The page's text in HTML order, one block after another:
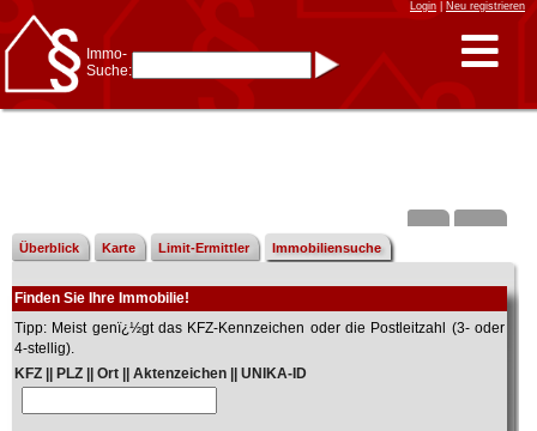
Login| Neu registrieren
Immo-
Suche:
z.B.:15 Frankfurtfür
Frankfurt/Oder
und6 Frankfurtfür Frankfurt
Immobiliensuche
nach Kreis
Überblick Karte Limit-Ermittler Immobiliensuche
Finden Sie Ihre Immobilie!
Tipp: Meist genï¿½gt das KFZ-Kennzeichen oder die Postleitzahl (3- oder
4-stellig).
KFZ || PLZ || Ort || Aktenzeichen || UNIKA-ID